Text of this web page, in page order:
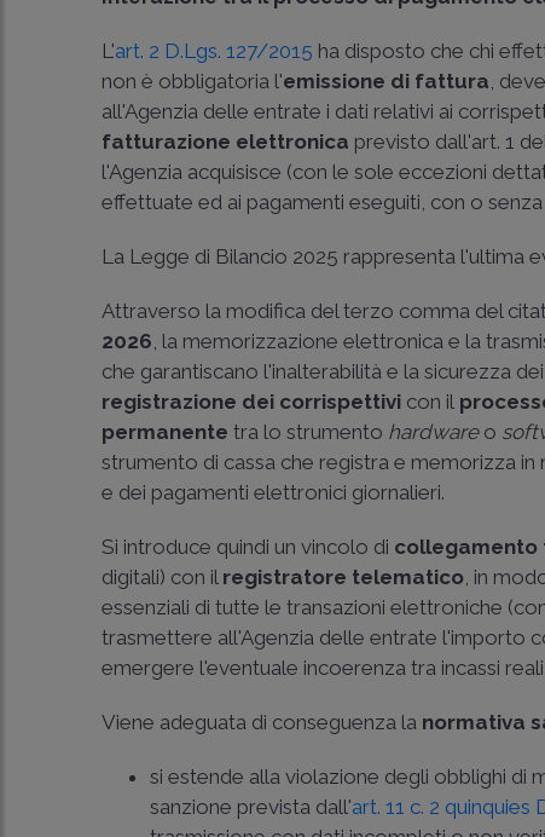
L'art. 2 D.Lgs. 127/2015 ha disposto che chi
non è obbligatoria l'emissione di fattura,
all'Agenzia delle entrate i dati relativi ai
fatturazione elettronica previsto dall'art. 1
l'Agenzia acquisisce (con le sole eccezioni
effettuate ed ai pagamenti eseguiti, con o
La Legge di Bilancio 2025 rappresenta l'ultima
Attraverso la modifica del terzo comma del
2026, la memorizzazione elettronica e la
che garantiscano l'inalterabilità e la sicurezza
registrazione dei corrispettivi con il
permanente tra lo strumento hardwareo
strumento di cassa che registra e memorizza
e dei pagamenti elettronici giornalieri.
Si introduce quindi un vincolo di
digitali) con il registratore telematico, in
essenziali di tutte le transazioni elettroniche
trasmettere all'Agenzia delle entrate l'importo
emergere l'eventuale incoerenza tra incassi
Viene adeguata di conseguenza la normativa
si estende alla violazione degli obblighi di
sanzione prevista dall'art. 11 c. 2 quinquies